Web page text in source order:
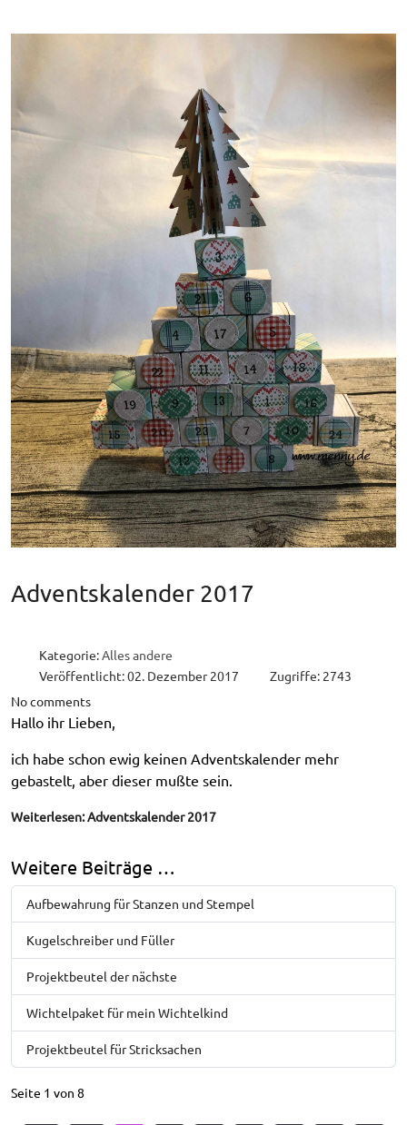
Adventskalender 2017
Kategorie:Alles andere
Veröffentlicht: 02. Dezember 2017
Zugriffe: 2743
No comments
Hallo ihr Lieben,
ich habe schon ewig keinen Adventskalender mehr
gebastelt, aber dieser mußte sein.
Weiterlesen: Adventskalender 2017
Weitere Beiträge …
Aufbewahrung für Stanzen und Stempel
Kugelschreiber und Füller
Projektbeutel der nächste
Wichtelpaket für mein Wichtelkind
Projektbeutel für Stricksachen
Seite 1 von 8